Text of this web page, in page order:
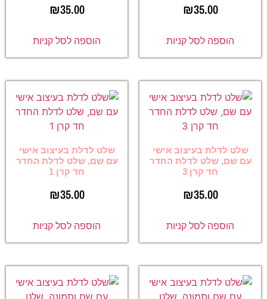
₪35.00
הוספה לסל קניות
₪35.00
הוספה לסל קניות
שלט לדלת בעיצוב אישי
עם שם, שלט לדלת החדר
חד קרן 3
₪35.00
הוספה לסל קניות
שלט לדלת בעיצוב אישי
עם שם, שלט לדלת החדר
חד קרן 1
₪35.00
הוספה לסל קניות